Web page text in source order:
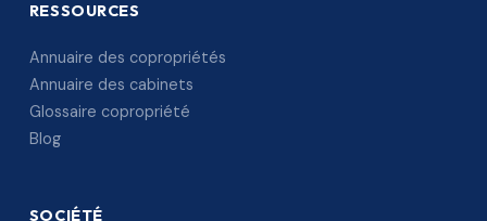
RESSOURCES
Annuaire des copropriétés
Annuaire des cabinets
Glossaire copropriété
Blog
SOCIÉTÉ